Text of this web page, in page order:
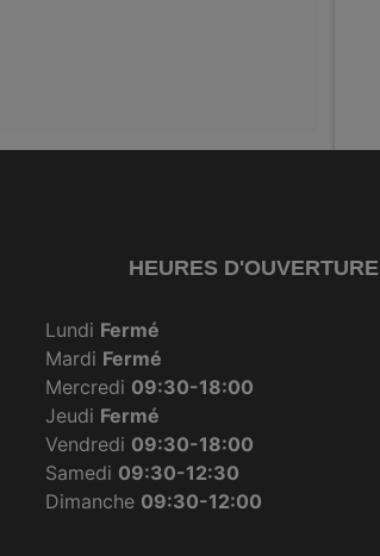
HEURES D'OUVERTURE
Lundi Fermé
Mardi Fermé
Mercredi 09:30-18:00
Jeudi Fermé
Vendredi 09:30-18:00
Samedi 09:30-12:30
Dimanche 09:30-12:00